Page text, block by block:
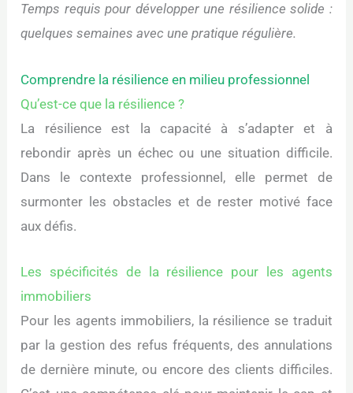
Temps requis pour développer une résilience solide :
quelques semaines avec une pratique régulière.
Comprendre la résilience en milieu professionnel
Qu’est-ce que la résilience ?
La résilience est la capacité à s’adapter et à
rebondir après un échec ou une situation difficile.
Dans le contexte professionnel, elle permet de
surmonter les obstacles et de rester motivé face
aux défis.
Les spécificités de la résilience pour les agents
immobiliers
Pour les agents immobiliers, la résilience se traduit
par la gestion des refus fréquents, des annulations
de dernière minute, ou encore des clients difficiles.